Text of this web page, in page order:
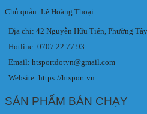
Chủ quản: Lê Hoàng Thoại
Địa chỉ: 42 Nguyễn Hữu Tiến, Phường
Hotline: 0707 22 77 93
Email: htsportdotvn@gmail.com
Website: https://htsport.vn
SẢN PHẨM BÁN CHẠY